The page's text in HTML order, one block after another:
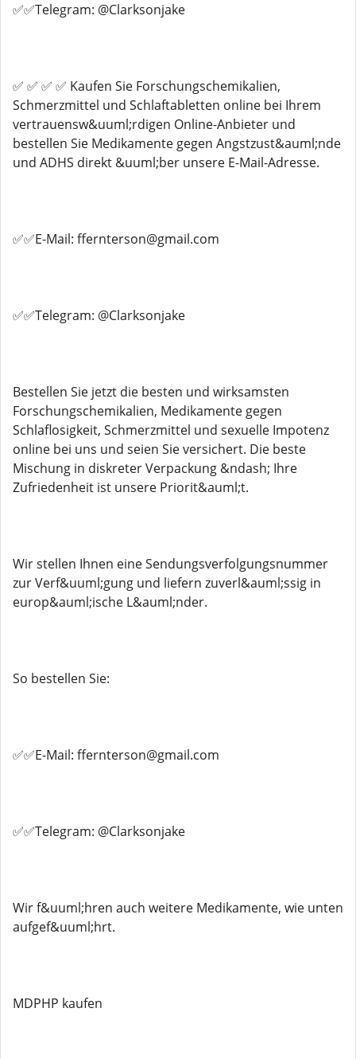
✅✅Telegram: @Clarksonjake
✅ ✅ ✅ ✅ Kaufen Sie Forschungschemikalien,
Schmerzmittel und Schlaftabletten online bei Ihrem
vertrauensw&uuml;rdigen Online-Anbieter und
bestellen Sie Medikamente gegen Angstzust&auml;nde
und ADHS direkt &uuml;ber unsere E-Mail-Adresse.
✅✅E-Mail: ffernterson@gmail.com
✅✅Telegram: @Clarksonjake
Bestellen Sie jetzt die besten und wirksamsten
Forschungschemikalien, Medikamente gegen
Schlaflosigkeit, Schmerzmittel und sexuelle Impotenz
online bei uns und seien Sie versichert. Die beste
Mischung in diskreter Verpackung &ndash; Ihre
Zufriedenheit ist unsere Priorit&auml;t.
Wir stellen Ihnen eine Sendungsverfolgungsnummer
zur Verf&uuml;gung und liefern zuverl&auml;ssig in
europ&auml;ische L&auml;nder.
So bestellen Sie:
✅✅E-Mail: ffernterson@gmail.com
✅✅Telegram: @Clarksonjake
Wir f&uuml;hren auch weitere Medikamente, wie unten
aufgef&uuml;hrt.
MDPHP kaufen